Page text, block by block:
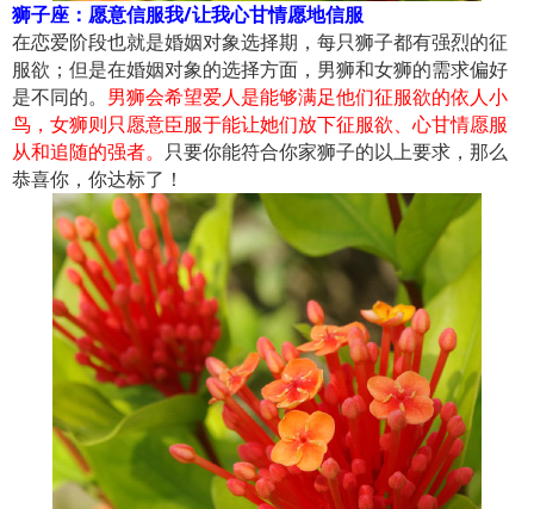
狮子座：愿意信服我/让我心甘情愿地信服
在恋爱阶段也就是婚姻对象选择期，每只狮子都有强烈的征
服欲；但是在婚姻对象的选择方面，男狮和女狮的需求偏好
是不同的。 男狮会希望爱人是能够满足他们征服欲的依人小
鸟，女狮则只愿意臣服于能让她们放下征服欲、心甘情愿服
从和追随的强者。 只要你能符合你家狮子的以上要求，那么
恭喜你，你达标了！